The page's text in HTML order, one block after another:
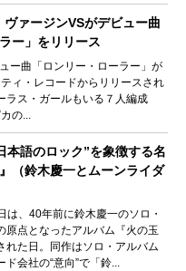
ァージンVSがデビュー曲
ー」をリリース
ー曲「ロンリー・ローラー」が
ィ・レコードからリリースされ
ラス・ガールもいる７人編成
の...
本語のロック”を象徴する名
（鈴木慶一とムーンライダ
は、40年前に鈴木慶一のソロ・
原点となったアルバム『火の玉
れた日。同作はソロ・アルバム
会社の“意向”で「鈴...